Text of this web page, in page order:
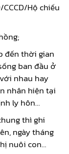
Hộ chiếu
đến thời gian
ban đầu ở
nhau hay
nhân hiện tại
ly hôn…
thì ghi
ngày tháng
nuôi con…